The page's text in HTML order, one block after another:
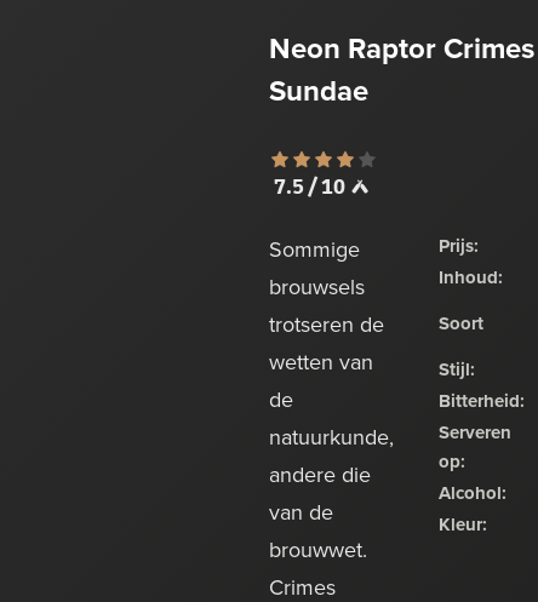
Neon Raptor
Sundae
7.5 / 10
Sommige
brouwsels
trotseren de
wetten van
de
natuurkunde,
andere die
van de
brouwwet.
Crimes
Prijs:
Inhoud:
Soort
Stijl:
Bitterheid:
Serveren
op:
Alcohol:
Kleur: